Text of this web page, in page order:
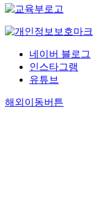
네이버 블로그
인스타그램
유튜브
해외이동버튼